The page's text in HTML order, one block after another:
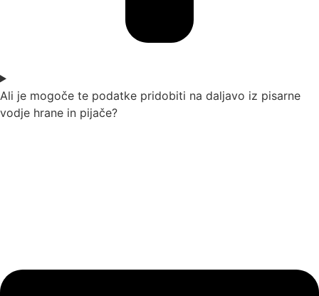
Ali je mogoče te podatke pridobiti na daljavo iz pisarne
vodje hrane in pijače?